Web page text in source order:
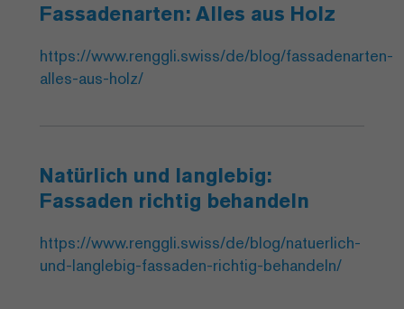
Fassadenarten: Alles aus Holz
https://www.renggli.swiss/de/blog/fassadenarten-
alles-aus-holz/
Natürlich und langlebig:
Fassaden richtig behandeln
https://www.renggli.swiss/de/blog/natuerlich-
und-langlebig-fassaden-richtig-behandeln/